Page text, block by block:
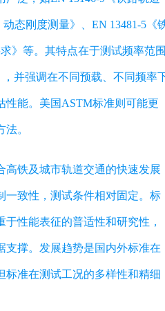
态刚度测量》、EN 13481-5《
》等。其特点在于测试频率范
并强调在不同预载、不同频率
性能。美国ASTM标准则可能更
。
高铁及城市轨道交通的快速发展
一致性，测试条件相对固定。标
性能表征的普适性和研究性，
支撑。发展趋势是国内外标准在
标准在测试工况的多样性和精细